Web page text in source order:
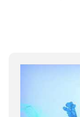
В цьому році,
солідарності,